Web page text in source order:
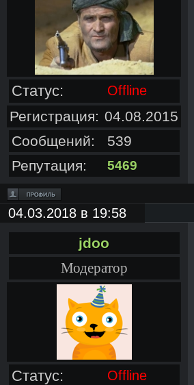
Статус: Offline
Регистрация: 04.08.2015
Сообщений:
539
Репутация:
5469
04.03.2018 в 19:58
jdoo
Модератор
Статус: Offline